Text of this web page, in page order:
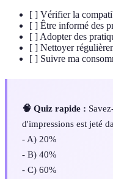
[ ] Vérifier la
[ ] Être informé des
[ ] Adopter des
[ ] Nettoyer
[ ] Suivre ma
🧠 Quiz rapide :
d'impressions est jeté
- A) 20%
- B) 40%
- C) 60%